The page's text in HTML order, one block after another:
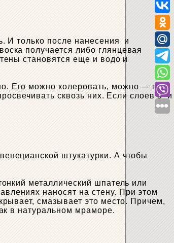
И только после нанесения и
получается либо глянцевая
становятся еще и водо и
Его можно колеровать, можно — нет.
сквозь них. Если слоев 5 и
штукатурки. А чтобы
металлический шпатель или
наносят на стену. При этом
смазывает это место. Причем,
в натуральном мраморе.